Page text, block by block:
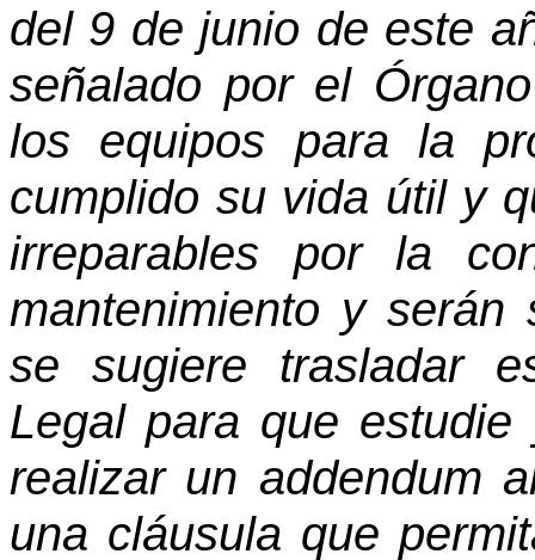
del 9 de junio de este
señalado por el
los equipos para la
cumplido su vida útil y
irreparables por la
mantenimiento y serán
se sugiere trasladar
Legal para que
realizar un addendum
una cláusula que